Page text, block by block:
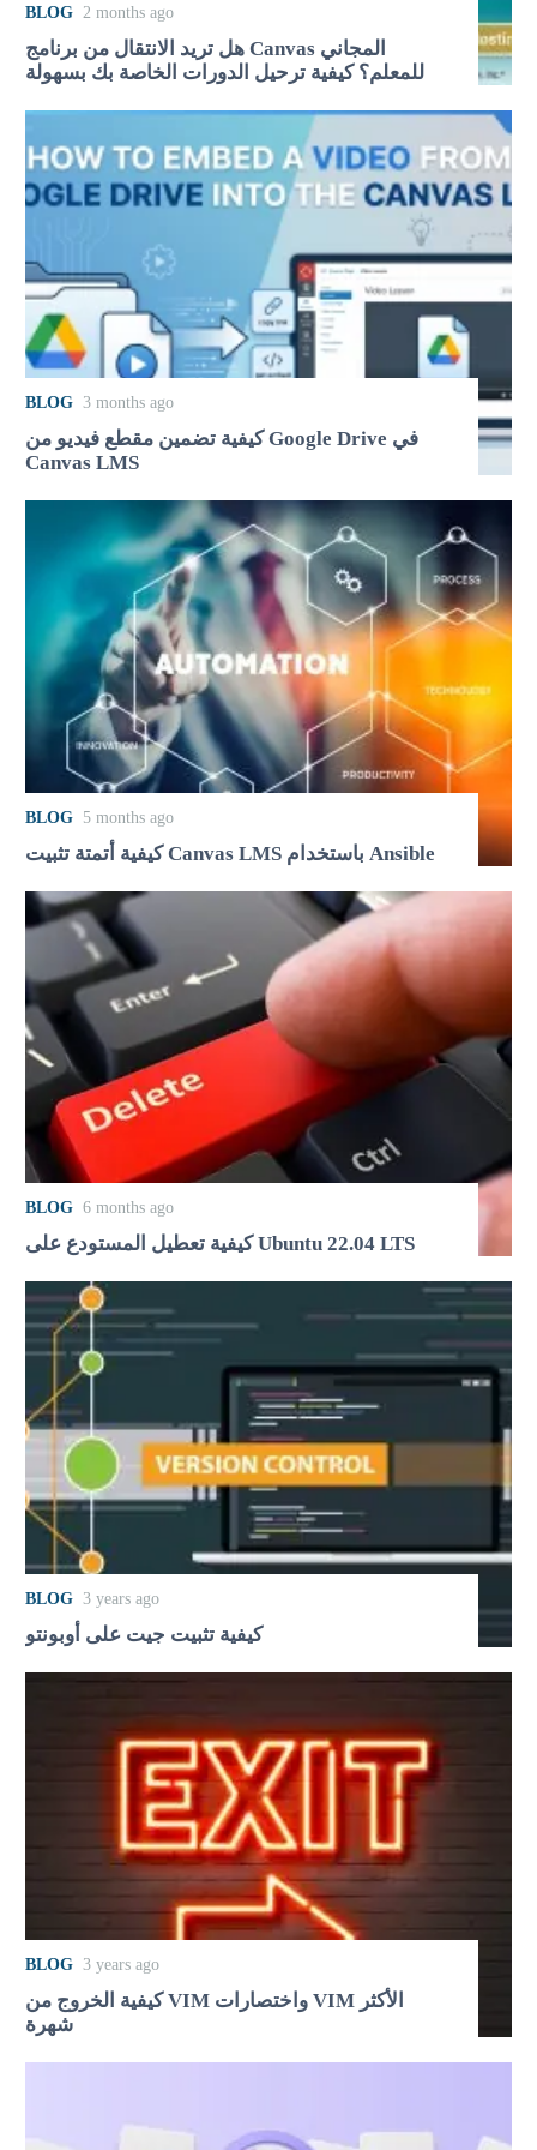
BLOG 2 months ago
هل تريد الانتقال من برنامج Canvas المجاني
للمعلم؟ كيفية ترحيل الدورات الخاصة بك بسهولة
BLOG 3 months ago
كيفية تضمين مقطع فيديو من Google Drive في
Canvas LMS
BLOG 5 months ago
كيفية أتمتة تثبيت Canvas LMS باستخدام Ansible
BLOG 6 months ago
كيفية تعطيل المستودع على Ubuntu 22.04 LTS
BLOG 3 years ago
كيفية تثبيت جيت على أوبونتو
BLOG 3 years ago
كيفية الخروج من VIM واختصارات VIM الأكثر
شهرة